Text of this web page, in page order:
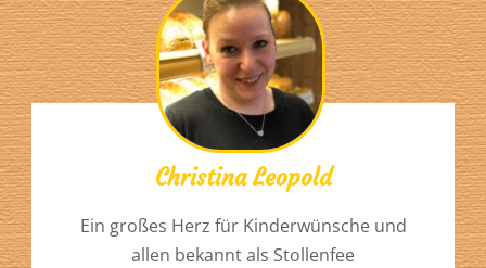
Christina Leopold
Ein großes Herz für Kinderwünsche und
allen bekannt als Stollenfee